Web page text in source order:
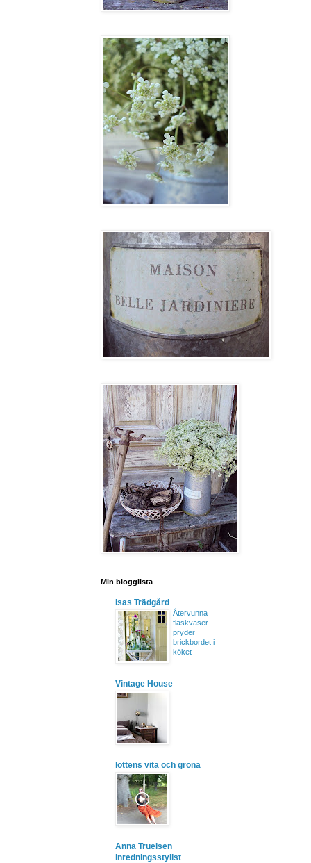
Min blogglista
Isas Trädgård
Återvunna
flaskvaser
pryder
brickbordet i
köket
Vintage House
lottens vita och gröna
Anna Truelsen
inredningsstylist